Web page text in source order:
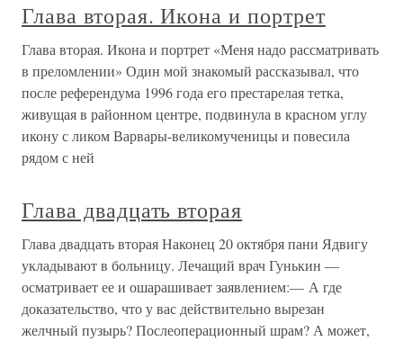
Глава вторая. Икона и портрет
Глава вторая. Икона и портрет «Меня надо рассматривать
в преломлении» Один мой знакомый рассказывал, что
после референдума 1996 года его престарелая тетка,
живущая в районном центре, подвинула в красном углу
икону с ликом Варвары-великомученицы и повесила
рядом с ней
Глава двадцать вторая
Глава двадцать вторая Наконец 20 октября пани Ядвигу
укладывают в больницу. Лечащий врач Гунькин —
осматривает ее и ошарашивает заявлением:— А где
доказательство, что у вас действительно вырезан
желчный пузырь? Послеоперационный шрам? А может,